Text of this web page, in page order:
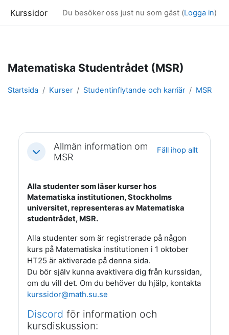
Kurssidor Du besöker oss just nu som gäst (Logga in)
Matematiska Studentrådet (MSR)
Startsida Kurser Studentinflytande och karriär MSR
Fäll ihop
Allmän information om
MSR
Fäll ihop allt
Alla studenter som läser kurser hos
Matematiska institutionen, Stockholms
universitet, representeras av Matematiska
studentrådet, MSR.
Alla studenter som är registrerade på någon
kurs på Matematiska institutionen i 1 oktober
HT25 är aktiverade på denna sida.
Du bör själv kunna avaktivera dig från kurssidan,
om du vill det. Om du behöver du hjälp, kontakta
kurssidor@math.su.se
Discord för information och
kursdiskussion: